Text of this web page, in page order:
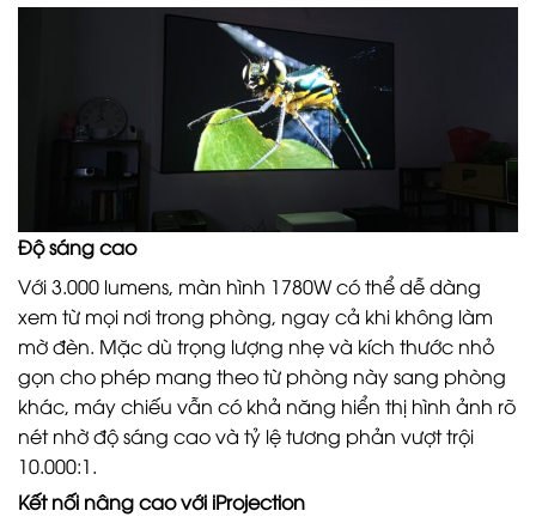
Độ sáng cao
Với 3.000 lumens, màn hình 1780W có thể dễ dàng
xem từ mọi nơi trong phòng, ngay cả khi không làm
mờ đèn. Mặc dù trọng lượng nhẹ và kích thước nhỏ
gọn cho phép mang theo từ phòng này sang phòng
khác, máy chiếu vẫn có khả năng hiển thị hình ảnh rõ
nét nhờ độ sáng cao và tỷ lệ tương phản vượt trội
10.000:1.
Kết nối nâng cao với iProjection